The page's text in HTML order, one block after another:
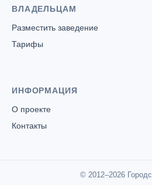
ВЛАДЕЛЬЦАМ
Разместить заведение
Тарифы
ИНФОРМАЦИЯ
О проекте
Контакты
© 2012–2026